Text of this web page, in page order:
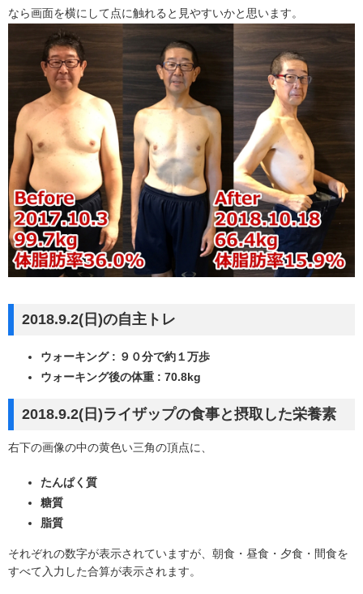
なら画面を横にして点に触れると見やすいかと思います。
2018.9.2(日)の自主トレ
ウォーキング : ９０分で約１万歩
ウォーキング後の体重 : 70.8kg
2018.9.2(日)ライザップの食事と摂取した栄養素
右下の画像の中の黄色い三角の頂点に、
たんぱく質
糖質
脂質
それぞれの数字が表示されていますが、朝食・昼食・夕食・間食を
すべて入力した合算が表示されます。